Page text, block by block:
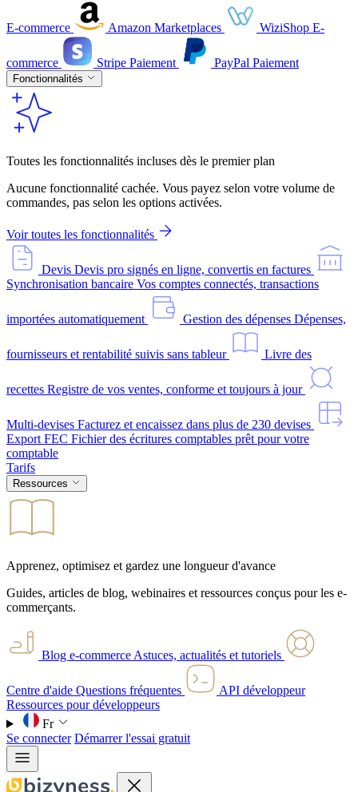
E-commerce Amazon Marketplaces WiziShop E-
commerce Stripe Paiement PayPal Paiement
Fonctionnalités
Toutes les fonctionnalités incluses dès le premier plan
Aucune fonctionnalité cachée. Vous payez selon votre volume de
commandes, pas selon les options activées.
Voir toutes les fonctionnalités
Devis Devis pro signés en ligne, convertis en factures
Synchronisation bancaire Vos comptes connectés, transactions
importées automatiquement Gestion des dépenses Dépenses,
fournisseurs et rentabilité suivis sans tableur Livre des
recettes Registre de vos ventes, conforme et toujours à jour
Multi-devises Facturez et encaissez dans plus de 230 devises
Export FEC Fichier des écritures comptables prêt pour votre
comptable
Tarifs
Ressources
Apprenez, optimisez et gardez une longueur d'avance
Guides, articles de blog, webinaires et ressources conçus pour les e-
commerçants.
Blog e-commerce Astuces, actualités et tutoriels
Centre d'aide Questions fréquentes
API développeur
Ressources pour développeurs
Fr
Se connecter Démarrer l'essai gratuit